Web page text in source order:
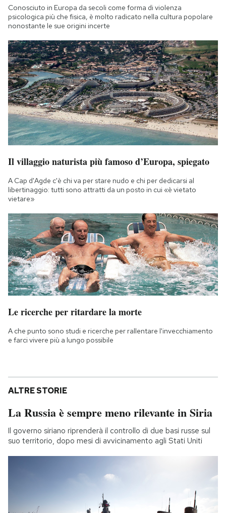
Conosciuto in Europa da secoli come forma di violenza
psicologica più che fisica, è molto radicato nella cultura popolare
nonostante le sue origini incerte
Il villaggio naturista più famoso d’Europa, spiegato
A Cap d'Agde c'è chi va per stare nudo e chi per dedicarsi al
libertinaggio: tutti sono attratti da un posto in cui «è vietato
vietare»
Le ricerche per ritardare la morte
A che punto sono studi e ricerche per rallentare l'invecchiamento
e farci vivere più a lungo possibile
ALTRE STORIE
La Russia è sempre meno rilevante in Siria
Il governo siriano riprenderà il controllo di due basi russe sul
suo territorio, dopo mesi di avvicinamento agli Stati Uniti